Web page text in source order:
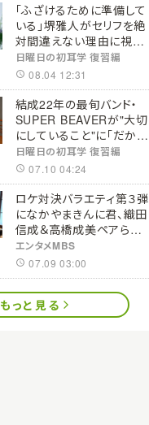
「ふざけるために準備して
いる」堺雅人がセリフを絶
対間違えない理由に視聴
者感嘆「どんな仕事にも当
てはまる」【日曜日の初耳
学】
日曜日の初耳学 復習編
08.04 12:31
結成22年の最旬バンド・
SUPER BEAVERが"大切
にしていること"に「だから
あの歌詞が届けられるん
だ」共感の声＜日曜日の初
耳学＞
日曜日の初耳学 復習編
07.10 04:24
ロケ対決バラエティ第３弾
になかやまきんに君、織田
信成＆高橋成美ペアら参
戦！『野々村友紀子を黙ら
せろ！』１２日（日）昼に放
送！
エンタメMBS
07.09 03:00
もっと見る